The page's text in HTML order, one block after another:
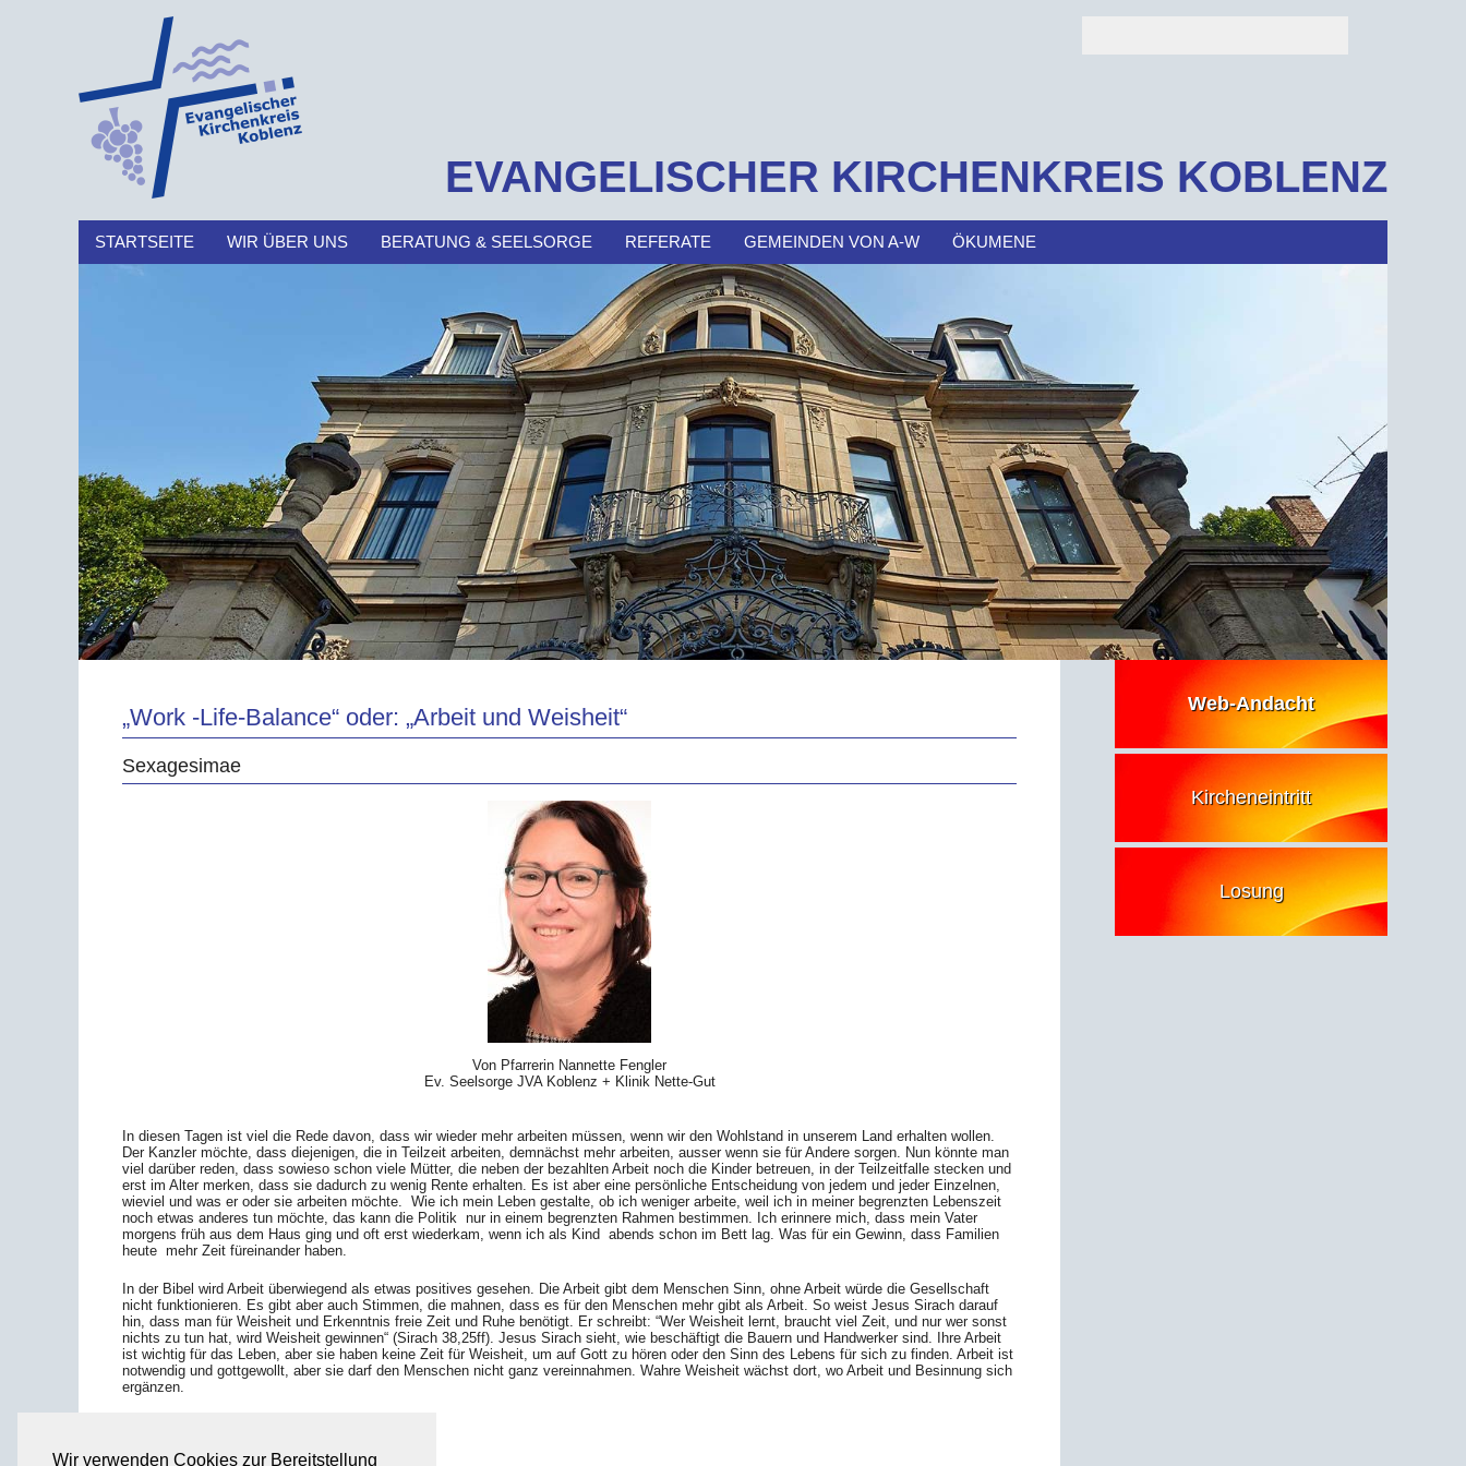
Wir verwenden Cookies zur Bereitstellung
EVANGELISCHER KIRCHENKREIS KOBLENZ
STARTSEITE WIR ÜBER UNS BERATUNG & SEELSORGE REFERATE GEMEINDEN VON A-W ÖKUMENE
„Work -Life-Balance“ oder: „Arbeit und Weisheit“
Sexagesimae
Von Pfarrerin Nannette Fengler
Ev. Seelsorge JVA Koblenz + Klinik Nette-Gut
In diesen Tagen ist viel die Rede davon, dass wir wieder mehr arbeiten müssen, wenn wir den Wohlstand in unserem Land erhalten wollen.
Der Kanzler möchte, dass diejenigen, die in Teilzeit arbeiten, demnächst mehr arbeiten, ausser wenn sie für Andere sorgen. Nun könnte man
viel darüber reden, dass sowieso schon viele Mütter, die neben der bezahlten Arbeit noch die Kinder betreuen, in der Teilzeitfalle stecken und
erst im Alter merken, dass sie dadurch zu wenig Rente erhalten. Es ist aber eine persönliche Entscheidung von jedem und jeder Einzelnen,
wieviel und was er oder sie arbeiten möchte. Wie ich mein Leben gestalte, ob ich weniger arbeite, weil ich in meiner begrenzten Lebenszeit
noch etwas anderes tun möchte, das kann die Politik nur in einem begrenzten Rahmen bestimmen. Ich erinnere mich, dass mein Vater
morgens früh aus dem Haus ging und oft erst wiederkam, wenn ich als Kind abends schon im Bett lag. Was für ein Gewinn, dass Familien
heute mehr Zeit füreinander haben.
In der Bibel wird Arbeit überwiegend als etwas positives gesehen. Die Arbeit gibt dem Menschen Sinn, ohne Arbeit würde die Gesellschaft
nicht funktionieren. Es gibt aber auch Stimmen, die mahnen, dass es für den Menschen mehr gibt als Arbeit. So weist Jesus Sirach darauf
hin, dass man für Weisheit und Erkenntnis freie Zeit und Ruhe benötigt. Er schreibt: “Wer Weisheit lernt, braucht viel Zeit, und nur wer sonst
nichts zu tun hat, wird Weisheit gewinnen“ (Sirach 38,25ff). Jesus Sirach sieht, wie beschäftigt die Bauern und Handwerker sind. Ihre Arbeit
ist wichtig für das Leben, aber sie haben keine Zeit für Weisheit, um auf Gott zu hören oder den Sinn des Lebens für sich zu finden. Arbeit ist
notwendig und gottgewollt, aber sie darf den Menschen nicht ganz vereinnahmen. Wahre Weisheit wächst dort, wo Arbeit und Besinnung sich
ergänzen.
Web-Andacht
Kircheneintritt
Losung